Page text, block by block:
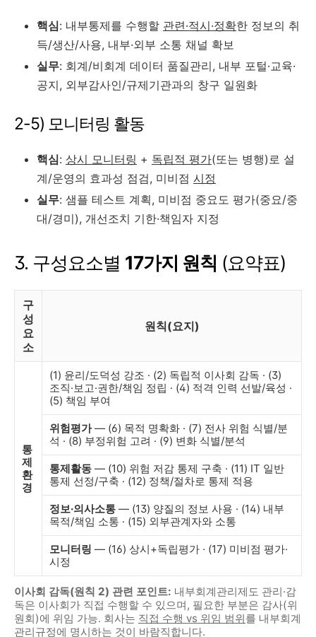
핵심: 내부통제를 수행할 관련·적시·정확한 정보의 취
득/생산/사용, 내부·외부 소통 채널 확보
실무: 회계/비회계 데이터 품질관리, 내부 포털·교육·
공지, 외부감사인/규제기관과의 창구 일원화
2-5) 모니터링 활동
핵심: 상시 모니터링 + 독립적 평가(또는 병행)로 설
계/운영의 효과성 점검, 미비점 시정
실무: 샘플 테스트 계획, 미비점 중요도 평가(중요/중
대/경미), 개선조치 기한·책임자 지정
3. 구성요소별 17가지 원칙 (요약표)
구
성
요
소
원칙(요지)
통
제
환
경
(1) 윤리/도덕성 강조 · (2) 독립적 이사회 감독 · (3)
조직·보고·권한/책임 정립 · (4) 적격 인력 선발/육성 ·
(5) 책임 부여
위험평가— (6) 목적 명확화 · (7) 전사 위험 식별/분
석 · (8) 부정위험 고려 · (9) 변화 식별/분석
통제활동 — (10) 위험 저감 통제 구축 · (11) IT 일반
통제 선정/구축 · (12) 정책/절차로 통제 적용
정보·의사소통 — (13) 양질의 정보 사용 · (14) 내부
목적/책임 소통 · (15) 외부관계자와 소통
모니터링 — (16) 상시+독립평가 · (17) 미비점 평가·
시정
이사회 감독(원칙 2) 관련 포인트: 내부회계관리제도 관리·감
독은 이사회가 직접 수행할 수 있으며, 필요한 부분은 감사(위
원회)에 위임 가능. 회사는 직접 수행 vs 위임 범위를 내부회계
관리규정에 명시하는 것이 바람직합니다.